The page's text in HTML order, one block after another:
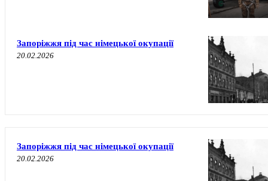
Запоріжжя під час німецької окупації
20.02.2026
Запоріжжя під час німецької окупації
20.02.2026